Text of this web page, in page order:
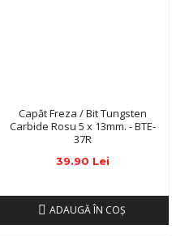
Capăt Freza / Bit Tungsten
Carbide Rosu 5 x 13mm. - BTE-
37R
39.90 Lei
ADAUGĂ ÎN COŞ